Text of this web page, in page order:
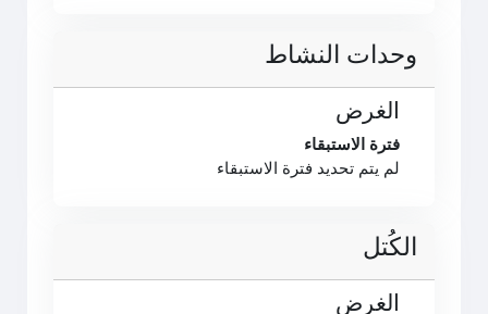
وحدات النشاط
الغرض
فترة الاستبقاء
لم يتم تحديد فترة الاستبقاء
الكُتل
الغرض